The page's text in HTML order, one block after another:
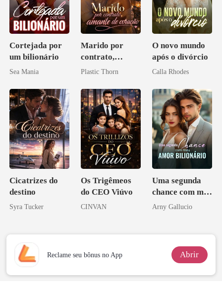
Cortejada por
um bilionário
Sea Mania
Marido por
contrato,
amante de
Plastic Thorn
O novo mundo
após o divórcio
Calla Rhodes
Cicatrizes do
destino
Syra Tucker
Os Trigêmeos
do CEO Viúvo
CINVAN
Uma segunda
chance com meu
amor bilionário
Arny Gallucio
Reclame seu bônus no App Abrir